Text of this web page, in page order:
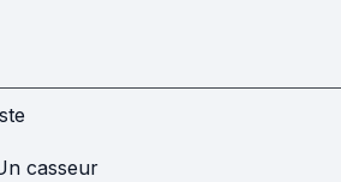
casseur